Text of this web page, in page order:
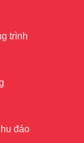
trình
đáo